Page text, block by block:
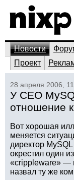
Новости
Проект
28 апреля 2006,
У СЕО
отношение
Вот хорошая
меняется
директор
окрестил один
«crippleware» —
назвал ту же